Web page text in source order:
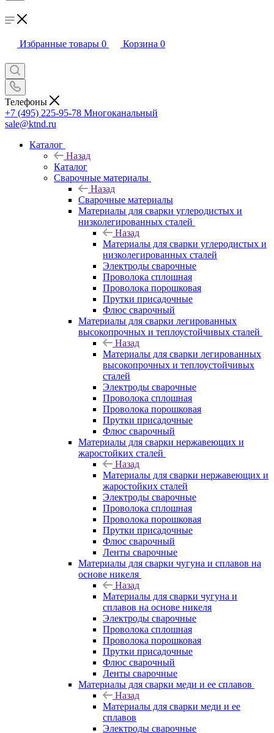
Избранные товары 0 Корзина 0
Телефоны
+7 (495) 225-95-78 Многоканальный
sale@ktnd.ru
Каталог
Назад
Каталог
Сварочные материалы
Назад
Сварочные материалы
Материалы для сварки углеродистых и
низколегированных сталей
Назад
Материалы для сварки углеродистых и
низколегированных сталей
Электроды сварочные
Проволока сплошная
Проволока порошковая
Прутки присадочные
Флюс сварочный
Материалы для сварки легированных
высокопрочных и теплоустойчивых сталей
Назад
Материалы для сварки легированных
высокопрочных и теплоустойчивых
сталей
Электроды сварочные
Проволока сплошная
Проволока порошковая
Прутки присадочные
Флюс сварочный
Материалы для сварки нержавеющих и
жаростойких сталей
Назад
Материалы для сварки нержавеющих и
жаростойких сталей
Электроды сварочные
Проволока сплошная
Проволока порошковая
Прутки присадочные
Флюс сварочный
Ленты сварочные
Материалы для сварки чугуна и сплавов на
основе никеля
Назад
Материалы для сварки чугуна и
сплавов на основе никеля
Электроды сварочные
Проволока сплошная
Проволока порошковая
Прутки присадочные
Флюс сварочный
Ленты сварочные
Материалы для сварки меди и ее сплавов
Назад
Материалы для сварки меди и ее
сплавов
Электроды сварочные